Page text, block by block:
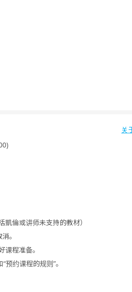
关
倫或讲师未支持的教材）
。
程准备。
预约课程的规则”。